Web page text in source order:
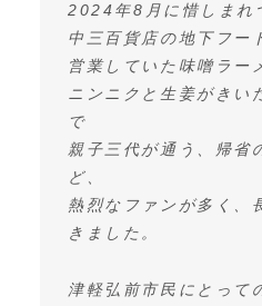
2024年8月に惜しまれ
中三百貨店の地下フー
営業していた味噌ラー
ニンニクと生姜がきい
で
親子三代が通う、帰省
ど、
熱烈なファンが多く、
きました。
津軽弘前市民にとって